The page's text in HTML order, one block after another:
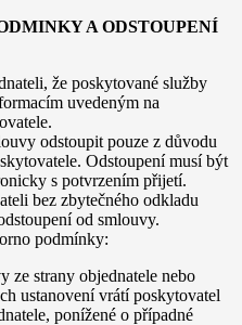
A ODSTOUPENÍ
že poskytované služby
uvedeným na
odstoupit pouze z důvodu
Odstoupení musí být
s potvrzením přijetí.
bez zbytečného odkladu
od smlouvy.
podmínky:
ze strany objednatele nebo
ustanovení vrátí poskytovatel
ponížené o případné